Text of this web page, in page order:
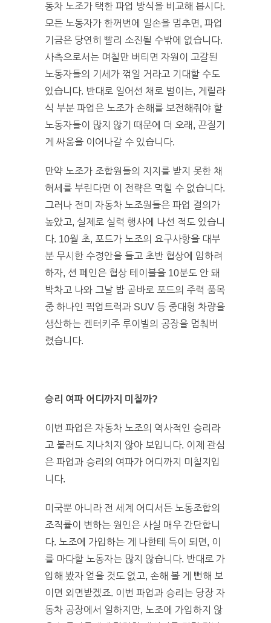
동차 노조가 택한 파업 방식을 비교해 봅시다.
모든 노동자가 한꺼번에 일손을 멈추면, 파업
기금은 당연히 빨리 소진될 수밖에 없습니다.
사측으로서는 며칠만 버티면 자원이 고갈된
노동자들의 기세가 꺾일 거라고 기대할 수도
있습니다. 반대로 일어선 채로 벌이는, 게릴라
식 부분 파업은 노조가 손해를 보전해줘야 할
노동자들이 많지 않기 때문에 더 오래, 끈질기
게 싸움을 이어나갈 수 있습니다.
만약 노조가 조합원들의 지지를 받지 못한 채
허세를 부린다면 이 전략은 먹힐 수 없습니다.
그러나 전미 자동차 노조원들은 파업 결의가
높았고, 실제로 실력 행사에 나선 적도 있습니
다. 10월 초, 포드가 노조의 요구사항을 대부
분 무시한 수정안을 들고 초반 협상에 임하려
하자, 션 페인은 협상 테이블을 10분도 안 돼
박차고 나와 그날 밤 곧바로 포드의 주력 품목
중 하나인 픽업트럭과 SUV 등 중대형 차량을
생산하는 켄터키주 루이빌의 공장을 멈춰버
렸습니다.
승리 여파 어디까지 미칠까?
이번 파업은 자동차 노조의 역사적인 승리라
고 불러도 지나치지 않아 보입니다. 이제 관심
은 파업과 승리의 여파가 어디까지 미칠지입
니다.
미국뿐 아니라 전 세계 어디서든 노동조합의
조직률이 변하는 원인은 사실 매우 간단합니
다. 노조에 가입하는 게 나한테 득이 되면, 이
를 마다할 노동자는 많지 않습니다. 반대로 가
입해 봤자 얻을 것도 없고, 손해 볼 게 뻔해 보
이면 외면받겠죠. 이번 파업과 승리는 당장 자
동차 공장에서 일하지만, 노조에 가입하지 않